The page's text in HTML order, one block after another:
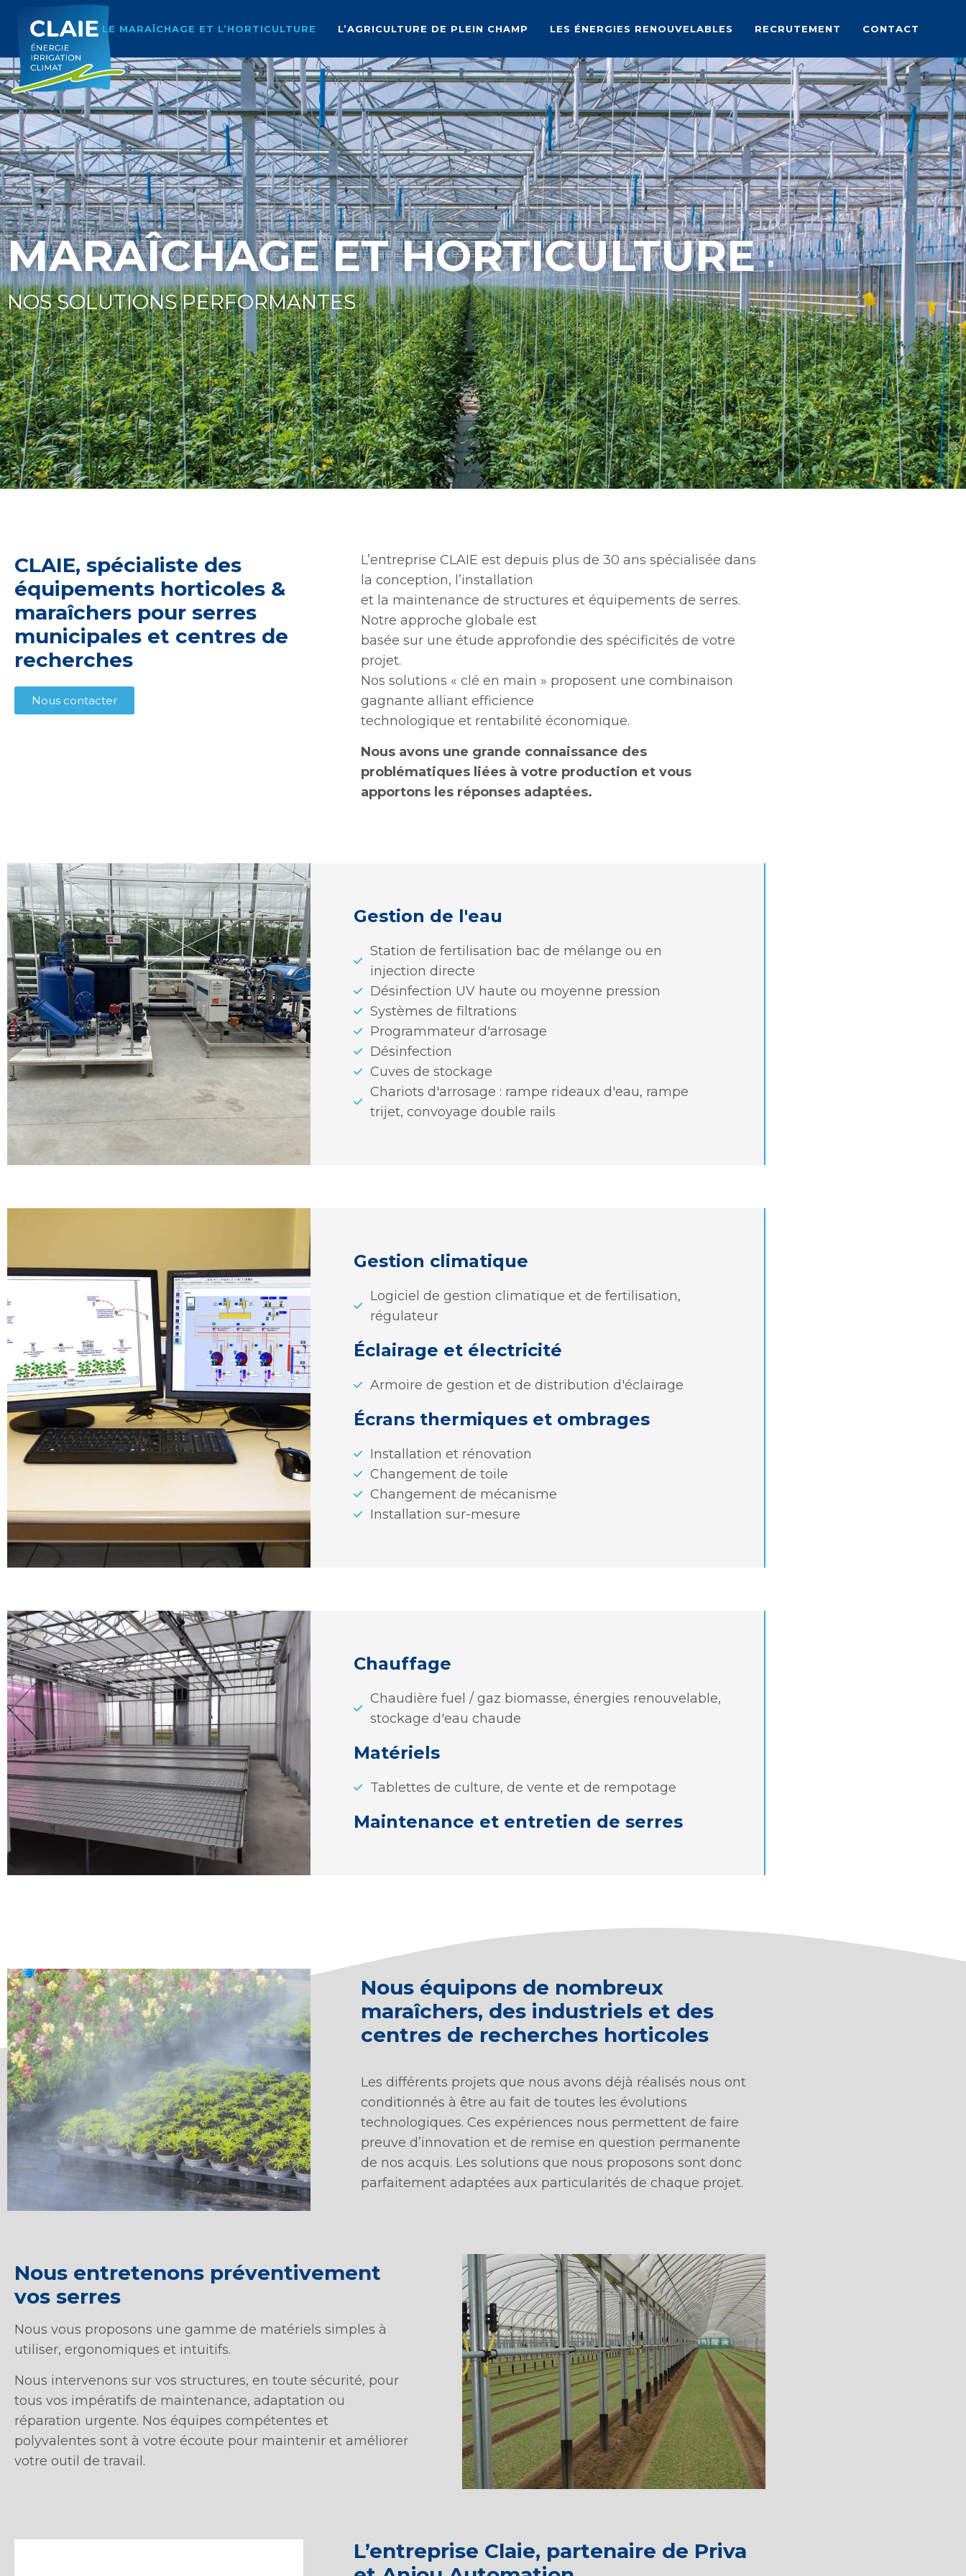
LE MARAÎCHAGE ET L’HORTICULTURE L’AGRICULTURE DE PLEIN CHAMP LES ÉNERGIES RENOUVELABLES RECRUTEMENT CONTACT
MARAÎCHAGE ET HORTICULTURE
NOS SOLUTIONS PERFORMANTES
CLAIE, spécialiste des
équipements horticoles &
maraîchers pour serres
municipales et centres de
recherches
Nous contacter
L’entreprise CLAIE est depuis plus de 30 ans spécialisée dans
la conception, l’installation
et la maintenance de structures et équipements de serres.
Notre approche globale est
basée sur une étude approfondie des spécificités de votre
projet.
Nos solutions « clé en main » proposent une combinaison
gagnante alliant efficience
technologique et rentabilité économique.
Nous avons une grande connaissance des
problématiques liées à votre production et vous
apportons les réponses adaptées.
Gestion de l'eau
Station de fertilisation bac de mélange ou en
injection directe
Désinfection UV haute ou moyenne pression
Systèmes de filtrations
Programmateur d'arrosage
Désinfection
Cuves de stockage
Chariots d'arrosage : rampe rideaux d'eau, rampe
trijet, convoyage double rails
Gestion climatique
Logiciel de gestion climatique et de fertilisation,
régulateur
Éclairage et électricité
Armoire de gestion et de distribution d'éclairage
Écrans thermiques et ombrages
Installation et rénovation
Changement de toile
Changement de mécanisme
Installation sur-mesure
Chauffage
Chaudière fuel / gaz biomasse, énergies renouvelable,
stockage d'eau chaude
Matériels
Tablettes de culture, de vente et de rempotage
Maintenance et entretien de serres
Nous équipons de nombreux
maraîchers, des industriels et des
centres de recherches horticoles
Les différents projets que nous avons déjà réalisés nous ont
conditionnés à être au fait de toutes les évolutions
technologiques. Ces expériences nous permettent de faire
preuve d’innovation et de remise en question permanente
de nos acquis. Les solutions que nous proposons sont donc
parfaitement adaptées aux particularités de chaque projet.
Nous entretenons préventivement
vos serres
Nous vous proposons une gamme de matériels simples à
utiliser, ergonomiques et intuitifs.
Nous intervenons sur vos structures, en toute sécurité, pour
tous vos impératifs de maintenance, adaptation ou
réparation urgente. Nos équipes compétentes et
polyvalentes sont à votre écoute pour maintenir et améliorer
votre outil de travail.
L’entreprise Claie, partenaire de Priva